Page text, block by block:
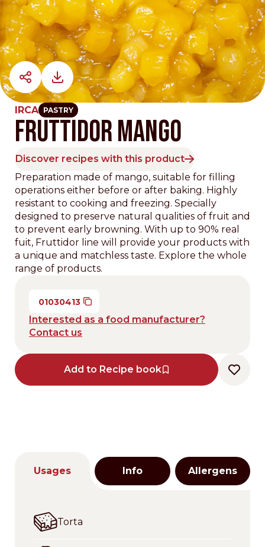
IRCA PASTRY
FRUTTIDOR MANGO
Discover recipes with this product
Preparation made of mango, suitable for filling
operations either before or after baking. Highly
resistant to cooking and freezing. Specially
designed to preserve natural qualities of fruit and
to prevent early browning. With up to 90% real
fuit, Fruttidor line will provide your products with
a unique and matchless taste. Explore the whole
range of products.
01030413
Interested as a food manufacturer?
Contact us
Add to Recipe book
Usages Info Allergens
Torta